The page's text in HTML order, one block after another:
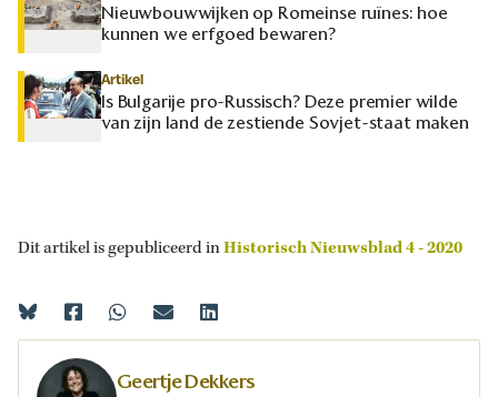
Nieuwbouwwijken op Romeinse ruïnes: hoe
kunnen we erfgoed bewaren?
Artikel
Is Bulgarije pro-Russisch? Deze premier wilde
van zijn land de zestiende Sovjet-staat maken
Dit artikel is gepubliceerd inHistorisch Nieuwsblad 4 - 2020
Geertje Dekkers